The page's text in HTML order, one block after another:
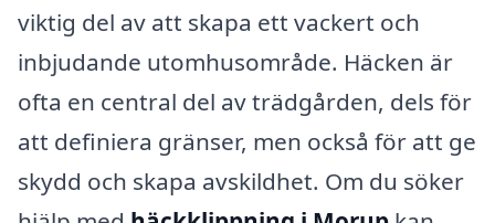
viktig del av att skapa ett vackert och
inbjudande utomhusområde. Häcken är
ofta en central del av trädgården, dels för
att definiera gränser, men också för att ge
skydd och skapa avskildhet. Om du söker